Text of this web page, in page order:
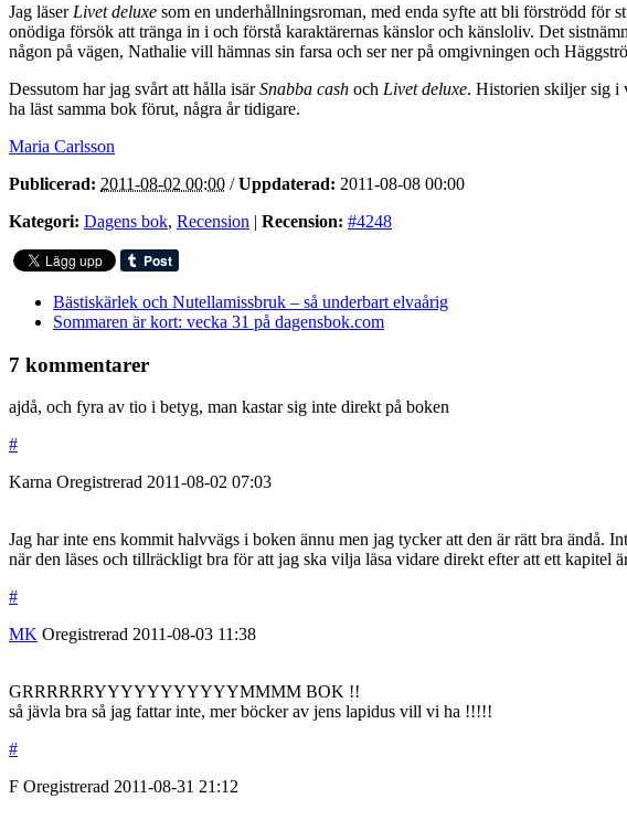
Jag läser Livet deluxe som en underhållningsroman, med enda syfte att bli förströdd för
onödiga försök att tränga in i och förstå karaktärernas känslor och känsloliv. Det
någon på vägen, Nathalie vill hämnas sin farsa och ser ner på omgivningen och
Dessutom har jag svårt att hålla isärSnabba cash och Livet deluxe. Historien skiljer sig i
ha läst samma bok förut, några år tidigare.
Maria Carlsson
Publicerad: 2011-08-02 00:00 /Uppdaterad: 2011-08-08 00:00
Kategori: Dagens bok, Recension | Recension: #4248
Bästiskärlek och Nutellamissbruk – så underbart elvaårig
Sommaren är kort: vecka 31 på dagensbok.com
7 kommentarer
ajdå, och fyra av tio i betyg, man kastar sig inte direkt på boken
#
Karna Oregistrerad 2011-08-02 07:03
Jag har inte ens kommit halvvägs i boken ännu men jag tycker att den är rätt bra ändå.
när den läses och tillräckligt bra för att jag ska vilja läsa vidare direkt efter att ett kapitel
#
MK Oregistrerad 2011-08-03 11:38
GRRRRRRYYYYYYYYYYYMMMM BOK !!
så jävla bra så jag fattar inte, mer böcker av jens lapidus vill vi ha !!!!!
#
F Oregistrerad 2011-08-31 21:12